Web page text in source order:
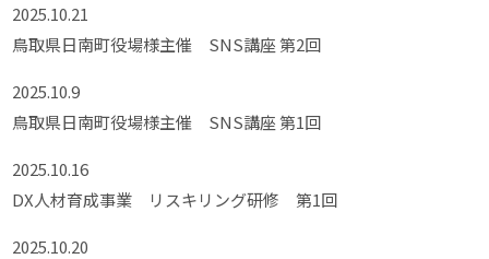
2025.10.21
鳥取県日南町役場様主催 SNS講座 第2回
2025.10.9
鳥取県日南町役場様主催 SNS講座 第1回
2025.10.16
DX人材育成事業 リスキリング研修 第1回
2025.10.20